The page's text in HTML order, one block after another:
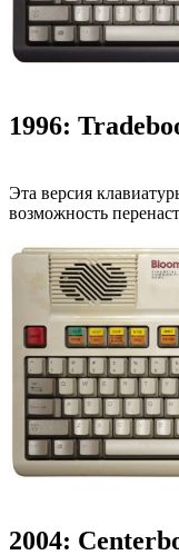
1996:
Эта версия
возможность
2004: